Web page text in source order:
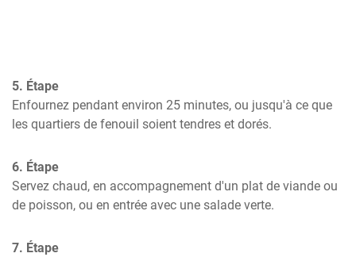
5. Étape
Enfournez pendant environ 25 minutes, ou jusqu'à ce que
les quartiers de fenouil soient tendres et dorés.
6. Étape
Servez chaud, en accompagnement d'un plat de viande ou
de poisson, ou en entrée avec une salade verte.
7. Étape